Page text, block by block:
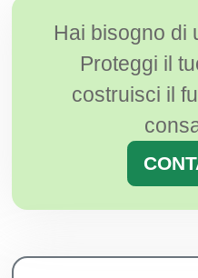
Hai bisogno di
Proteggi il
costruisci il